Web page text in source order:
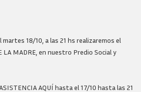
martes 18/10, a las 21 hs realizaremos el
LA MADRE, en nuestro Predio Social y
AQUÍ hasta el 17/10 hasta las 21